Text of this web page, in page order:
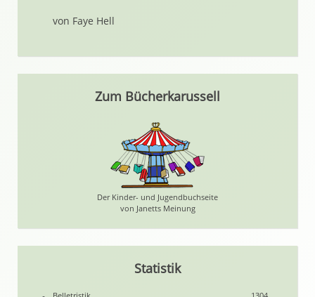
von Faye Hell
Zum Bücherkarussell
Der Kinder- und Jugendbuchseite
von Janetts Meinung
Statistik